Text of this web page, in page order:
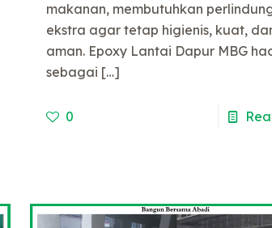
makanan, membutuhkan
ekstra agar tetap higienis, kuat,
aman. Epoxy Lantai Dapur MBG
sebagai […]
0